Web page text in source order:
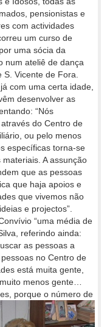
pensionistas e
com actividades
um curso de
uma sócia da
num ateliê de dança
Vicente de Fora.
com uma certa idade,
desenvolver as
“Nós
do Centro de
ou pelo menos
específicas torna-se
A assunção
que as pessoas
que haja apoios e
que vivemos não
e projectos”.
“uma média de
referindo ainda:
as pessoas a
no Centro de
está muita gente,
menos gente…
porque o número de